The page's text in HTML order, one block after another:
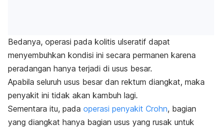
Bedanya, operasi pada kolitis ulseratif dapat
menyembuhkan kondisi ini secara permanen karena
peradangan hanya terjadi di usus besar.
Apabila seluruh usus besar dan rektum diangkat, maka
penyakit ini tidak akan kambuh lagi.
Sementara itu, pada operasi penyakit Crohn, bagian
yang diangkat hanya bagian usus yang rusak untuk